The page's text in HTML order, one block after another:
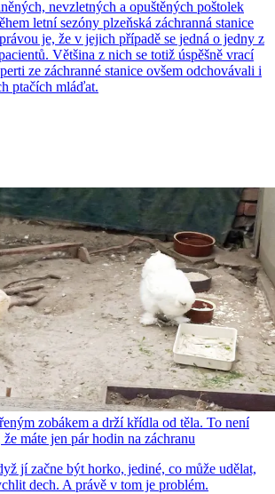
nevzletných a opuštěných poštolek
letní sezóny plzeňská záchranná stanice
je, že v jejich případě se jedná o jedny z
Většina z nich se totiž úspěšně vrací
ze záchranné stanice ovšem odchovávali i
ptačích mláďat.
zobákem a drží křídla od těla. To není
máte jen pár hodin na záchranu
jí začne být horko, jediné, co může udělat,
dech. A právě v tom je problém.